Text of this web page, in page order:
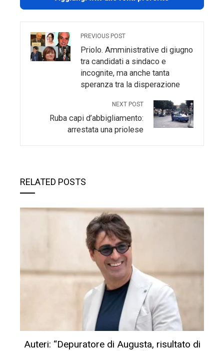
PREVIOUS POST
Priolo. Amministrative di giugno
tra candidati a sindaco e
incognite, ma anche tanta
speranza tra la disperazione
NEXT POST
Ruba capi d’abbigliamento:
arrestata una priolese
RELATED POSTS
Auteri: “Depuratore di Augusta, risultato di